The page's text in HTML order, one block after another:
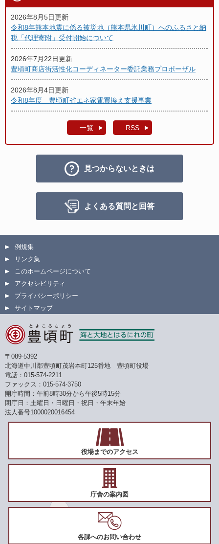
2026年8月5日更新
令和8年熊本地震に係る被災地（熊本県氷川町）へのふるさと納
税「代理寄附」受付開始について
2026年7月22日更新
豊頃町商店街活性化コーディネーター委託業務プロポーザル
2026年8月4日更新
令和8年度 豊頃町省エネ家電買換え支援事業
一覧 RSS
見つからないときは
よくある質問と回答
例規集
リンク集
このホームページについて
アクセシビリティ
プライバシーポリシー
サイトマップ
〒089-5392
北海道中川郡豊頃町茂岩本町125番地 豊頃町役場
電話：015-574-2211
ファックス：015-574-3750
開庁時間：午前8時30分から午後5時15分
閉庁日：土曜日・日曜日・祝日・年末年始
法人番号1000020016454
役場までのアクセス
庁舎の案内図
各課へのお問い合わせ